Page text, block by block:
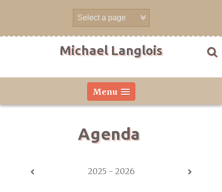
Michael Langlois
Menu
Agenda
2025 - 2026